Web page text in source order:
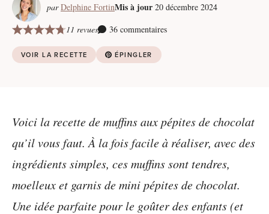
par Delphine FortinMis à jour 20 décembre 2024
11 revues
36 commentaires
VOIR LA RECETTE ÉPINGLER
Voici la recette de muffins aux pépites de chocolat
qu’il vous faut. À la fois facile à réaliser, avec des
ingrédients simples, ces muffins sont tendres,
moelleux et garnis de mini pépites de chocolat.
Une idée parfaite pour le goûter des enfants (et